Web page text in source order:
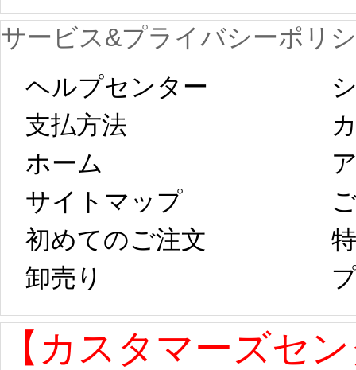
します。 2月5日
以後のご注文
は、2月25日から
コスプレ制作、
発送予定となり
ます。 ...[more]
プレ
新春
字半
第二
たし
ル期
サービス&プライバシーポリ
ヘルプセンター
支払方法
ホーム
サイトマップ
初めてのご注文
卸売り
【カスタマーズセ